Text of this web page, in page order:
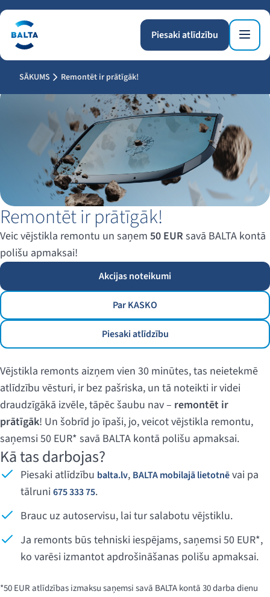
Piesaki atlīdzību
SĀKUMS Remontēt ir prātīgāk!
Remontēt ir prātīgāk!
Veic vējstikla remontu un saņem 50 EUR savā BALTA kontā
polišu apmaksai!
Akcijas noteikumi
Par KASKO
Piesaki atlīdzību
Vējstikla remonts aizņem vien 30 minūtes, tas neietekmē
atlīdzību vēsturi, ir bez pašriska, un tā noteikti ir videi
draudzīgākā izvēle, tāpēc šaubu nav – remontēt ir
prātīgāk! Un šobrīd jo īpaši, jo, veicot vējstikla remontu,
saņemsi 50 EUR* savā BALTA kontā polišu apmaksai.
Kā tas darbojas?
Piesaki atlīdzību balta.lv, BALTA mobilajā lietotnēvai pa
tālruni675 333 75.
Brauc uz autoservisu, lai tur salabotu vējstiklu.
Ja remonts būs tehniski iespējams, saņemsi 50 EUR*,
ko varēsi izmantot apdrošināšanas polišu apmaksai.
*50 EUR atlīdzības izmaksu saņemsi savā BALTA kontā 30 darba dienu